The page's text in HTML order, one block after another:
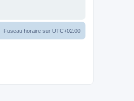
Fuseau horaire sur UTC+02:00